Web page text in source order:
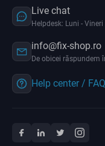
Live chat
Helpdesk: Luni -
info@fix-shop.ro
De obicei răspundem
Help center / FAQ